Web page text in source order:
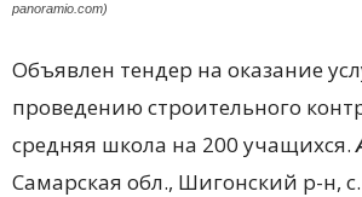
panoramio.com)
Объявлен тендер на оказание
проведению строительного
средняя школа на 200 учащихся.
Самарская обл., Шигонский р-н,